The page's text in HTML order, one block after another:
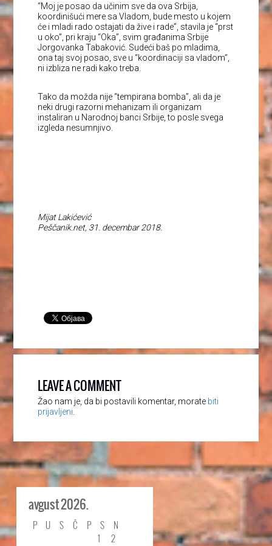
“Moj je posao da učinim sve da ova Srbija,
koordinišući mere sa Vladom, bude mesto u kojem
će i mladi rado ostajati da žive i rade”, stavila je “prst
u oko”, pri kraju “Oka”, svim građanima Srbije
Jorgovanka Tabaković. Sudeći baš po mladima,
ona taj svoj posao, sve u “koordinaciji sa vladom”,
ni izbliza ne radi kako treba.
Tako da možda nije “tempirana bomba”, ali da je
neki drugi razorni mehanizam ili organizam
instaliran u Narodnoj banci Srbije, to posle svega
izgleda nesumnjivo.
Mijat Lakićević
Peščanik.net, 31. decembar 2018.
LEAVE A COMMENT
Žao nam je, da bi postavili komentar, morate biti
prijavljeni
avgust 2026.
P U S Č P S
N
1
2